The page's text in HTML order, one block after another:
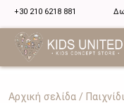
+30 210 6218 881
Αρχική σελίδα/